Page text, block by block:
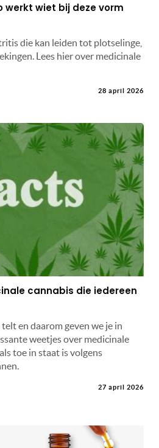
werkt wiet bij deze vorm
die kan leiden tot plotselinge,
Lees hier over medicinale
28 april 2026
cannabis die iedereen
en daarom geven we je in
weetjes over medicinale
toe in staat is volgens
27 april 2026